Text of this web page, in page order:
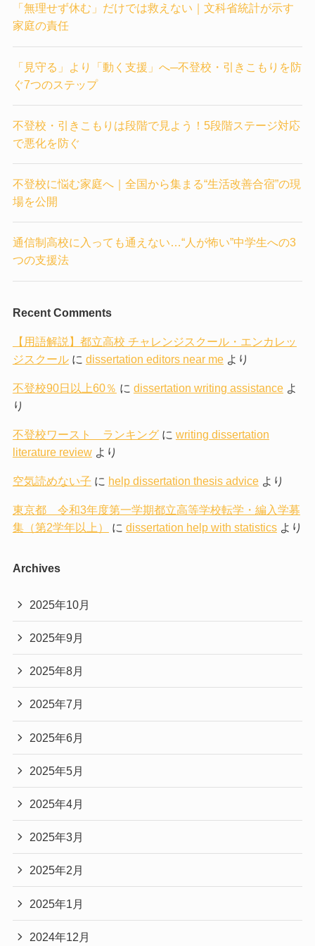
「無理せず休む」だけでは救えない｜文科省統計が示す
家庭の責任
「見守る」より「動く支援」へ─不登校・引きこもりを防
ぐ7つのステップ
不登校・引きこもりは段階で見よう！5段階ステージ対応
で悪化を防ぐ
不登校に悩む家庭へ｜全国から集まる“生活改善合宿”の現
場を公開
通信制高校に入っても通えない…“人が怖い”中学生への3
つの支援法
Recent Comments
【用語解説】都立高校 チャレンジスクール・エンカレッ
ジスクールに dissertation editors near meより
不登校90日以上60％ に dissertation writing assistanceよ
り
不登校ワースト ランキングに writing dissertation
literature reviewより
空気読めない子 に help dissertation thesis adviceより
東京都 令和3年度第一学期都立高等学校転学・編入学募
集（第2学年以上）
に dissertation help with statisticsより
Archives
2025年10月
2025年9月
2025年8月
2025年7月
2025年6月
2025年5月
2025年4月
2025年3月
2025年2月
2025年1月
2024年12月